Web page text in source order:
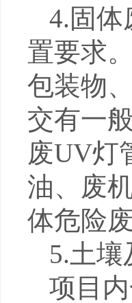
4. 固
置要求
包装物
交有一
废UV灯
油、废
体危险
5.土壤
项目